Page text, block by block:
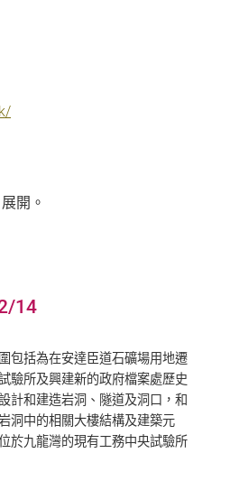
開。
14
包括為在安達臣道石礦場用地遷
驗所及興建新的政府檔案處歷史
計和建造岩洞、隧道及洞口，和
洞中的相關大樓結構及建築元
於九龍灣的現有工務中央試驗所